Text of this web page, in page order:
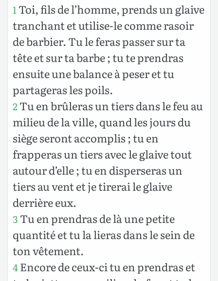
1 Toi, fils de l’homme, prends un glaive
tranchant et utilise-le comme rasoir
de barbier. Tu le feras passer sur ta
tête et sur ta barbe ; tu te prendras
ensuite une balance à peser et tu
partageras les poils.
2Tu en brûleras un tiers dans le feu au
milieu de la ville, quand les jours du
siège seront accomplis ; tu en
frapperas un tiers avec le glaive tout
autour d’elle ; tu en disperseras un
tiers au vent et je tirerai le glaive
derrière eux.
3 Tu en prendras de là une petite
quantité et tu la lieras dans le sein de
ton vêtement.
4Encore de ceux-ci tu en prendras et